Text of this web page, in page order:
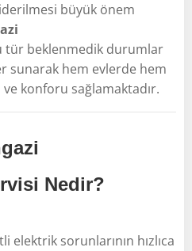
büyük önem
tür beklenmedik durumlar
sunarak hem evlerde hem
konforu sağlamaktadır.
Nedir?
elektrik sorunlarının hızlıca